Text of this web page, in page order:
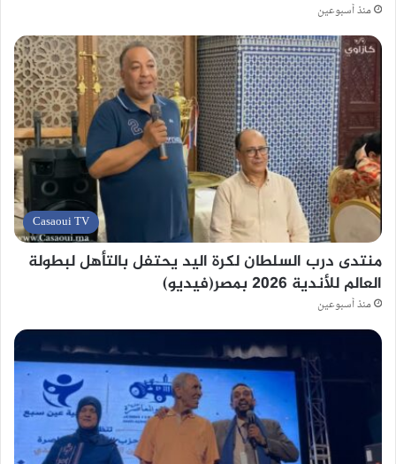
منذ أسبوعين
Casaoui TV
منتدى درب السلطان لكرة اليد يحتفل بالتأهل لبطولة
العالم للأندية 2026 بمصر(فيديو)
منذ أسبوعين